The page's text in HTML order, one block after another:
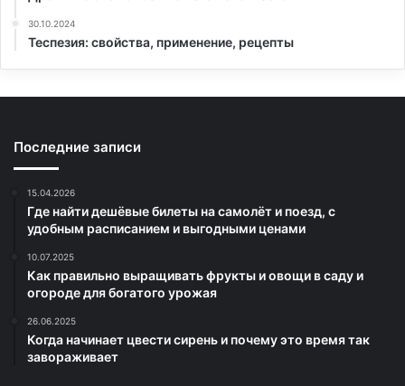
30.10.2024
Теспезия: свойства, применение, рецепты
Последние записи
15.04.2026
Где найти дешёвые билеты на самолёт и поезд, с
удобным расписанием и выгодными ценами
10.07.2025
Как правильно выращивать фрукты и овощи в саду и
огороде для богатого урожая
26.06.2025
Когда начинает цвести сирень и почему это время так
завораживает